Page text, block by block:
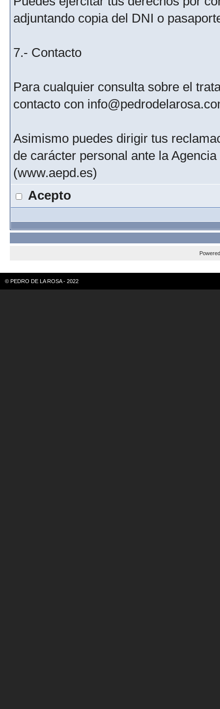
adjuntando copia del DNI o
7.- Contacto
Para cualquier consulta sobre el
contacto con
Asimismo puedes dirigir tus
de carácter personal ante la
(www.aepd.es)
Acepto
© PEDRO DE LA ROSA - 2022